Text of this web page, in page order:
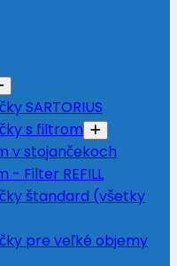
SARTORIUS
s filtrom
v stojančekoch
- Filter REFILL
štandard (všetky
pre veľké objemy